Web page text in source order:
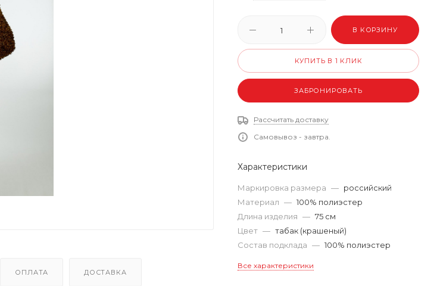
ОПЛАТА ДОСТАВКА
В КОРЗИНУ
КУПИТЬ В 1 КЛИК
ЗАБРОНИРОВАТЬ
Рассчитать доставку
Самовывоз - завтра.
Характеристики
Маркировка размера — российский
Материал — 100% полиэстер
Длина изделия — 75 см
Цвет — табак (крашеный)
Состав подклада — 100% полиэстер
Все характеристики